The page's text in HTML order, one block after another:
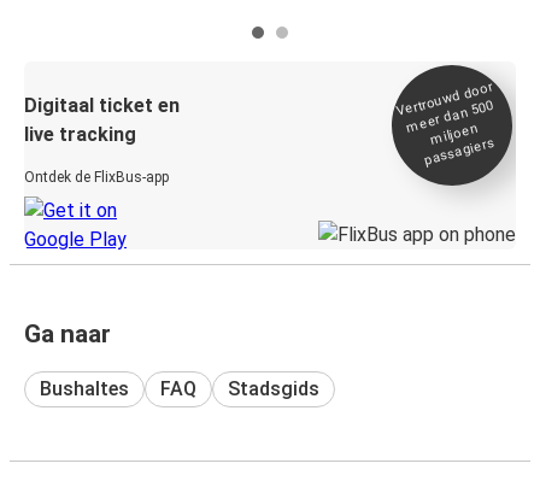
Digitaal ticket en
live tracking
Ontdek de FlixBus-app
Vertrou
wd door
meer dan 500
miljoen
passagiers
Ga naar
Bushaltes FAQ Stadsgids